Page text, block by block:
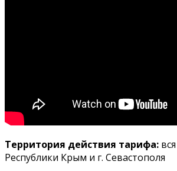
Территория действия тарифа:
Республики Крым и г. Севастополя